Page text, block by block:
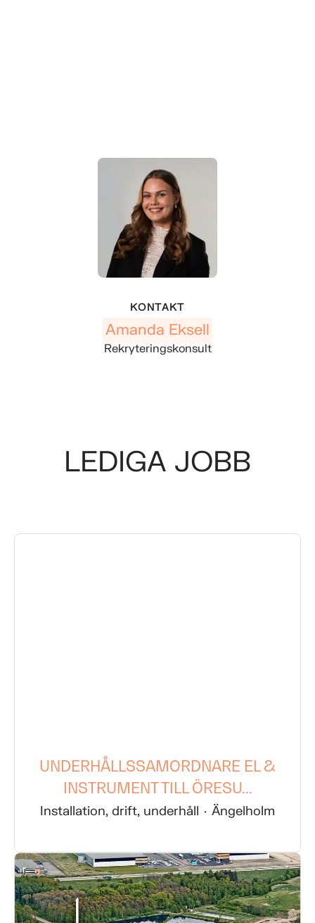
KONTAKT
Amanda Eksell
Rekryteringskonsult
LEDIGA JOBB
UNDERHÅLLSSAMORDNARE EL &
INSTRUMENT TILL ÖRESU...
Installation, drift, underhåll · Ängelholm